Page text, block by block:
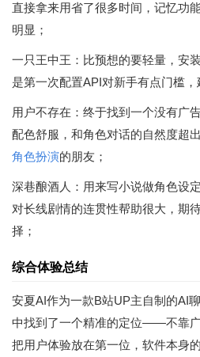
直接拿来用省了很多时间，记忆功
明显；
一只王中王：比预想的要轻量，安
是第一次配置API对新手有点门槛，
用户不存在：终于找到一个没有广
配色舒服，和角色对话的自然度超
角色扮演的朋友；
深巷酿酒人：用来写小说做角色设
对长线剧情的连贯性帮助很大，期
择；
综合体验总结
安夏AI作为一款B站UP主自制的AI
中找到了一个精准的定位——不靠
把用户体验放在第一位，软件本身